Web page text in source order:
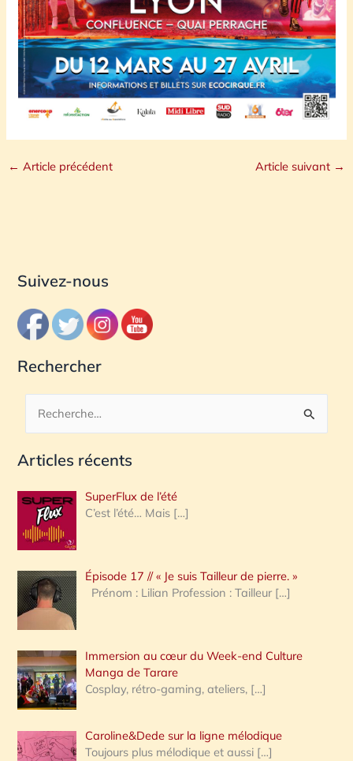
← Article précédent Article suivant →
Suivez-nous
Rechercher
c
e
r
c
h
e
:
Articles récents
SuperFlux de l’été
C’est l’été… Mais […]
Épisode 17 // « Je suis Tailleur de pierre. »
Prénom : Lilian Profession : Tailleur […]
Immersion au cœur du Week-end Culture
Manga de Tarare
Cosplay, rétro-gaming, ateliers, […]
Caroline&Dede sur la ligne mélodique
Toujours plus mélodique et aussi […]